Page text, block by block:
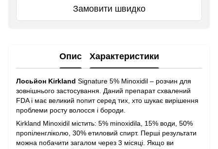
Замовити швидко
Опис Характеристики
Лосьйон Kirkland Signature 5% Minoxidil – розчин для
зовнішнього застосування. Даний препарат схвалений
FDA і має великий попит серед тих, хто шукає вирішення
проблеми росту волосся і бороди.
Kirkland Minoxidil містить: 5% minoxidila, 15% води, 50%
пропіленгліколю, 30% етиловий спирт. Перші результати
можна побачити загалом через 3 місяці. Якщо ви